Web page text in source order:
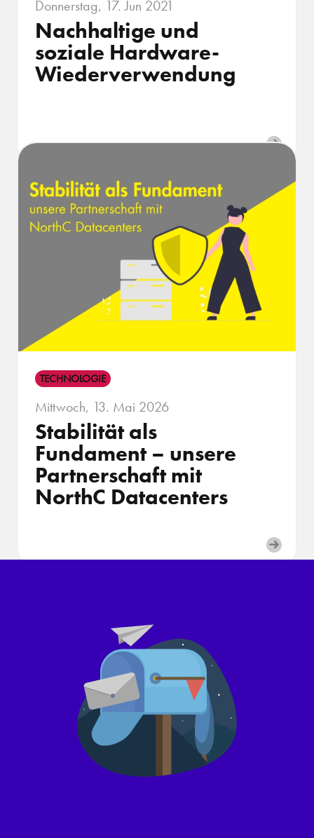
Donnerstag, 17. Jun 2021
Nachhaltige und
soziale Hardware-
Wieder­verwendung
TECHNOLOGIE
Mittwoch, 13. Mai 2026
Stabilität als
Fundament – unsere
Partnerschaft mit
NorthC Datacenters